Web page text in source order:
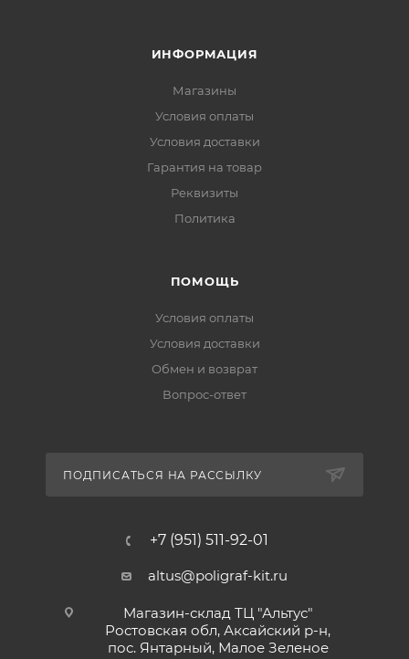
ИНФОРМАЦИЯ
Магазины
Условия оплаты
Условия доставки
Гарантия на товар
Реквизиты
Политика
ПОМОЩЬ
Условия оплаты
Условия доставки
Обмен и возврат
Вопрос-ответ
ПОДПИСАТЬСЯ НА РАССЫЛКУ
+7 (951) 511-92-01
altus@poligraf-kit.ru
Магазин-склад ТЦ "Альтус"
Ростовская обл, Аксайский р-н,
пос. Янтарный, Малое Зеленое